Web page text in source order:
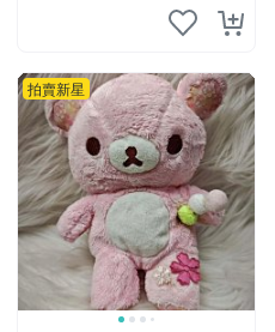
拍賣新星